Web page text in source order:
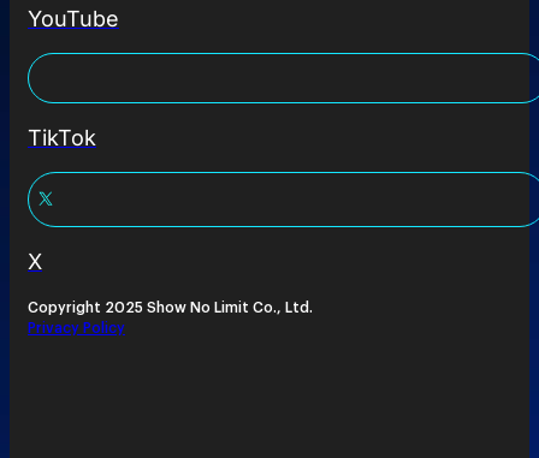
YouTube
TikTok
X
Copyright 2025 Show No Limit Co., Ltd.
Privacy Policy